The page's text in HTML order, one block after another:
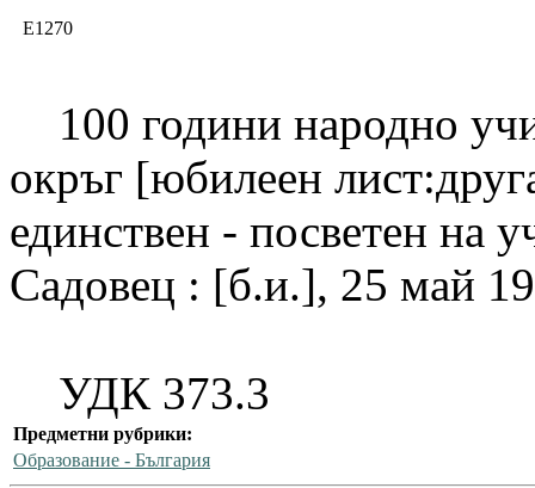
E1270
100 години народно
окръг [юбилеен
единствен - посветен на
Садовец : [б.и.], 25 май
УДК 373.3
Предметни рубрики:
Образование - България